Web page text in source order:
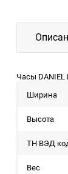
Часы DANIEL
Ширина
Высота
ТН ВЭД
Вес